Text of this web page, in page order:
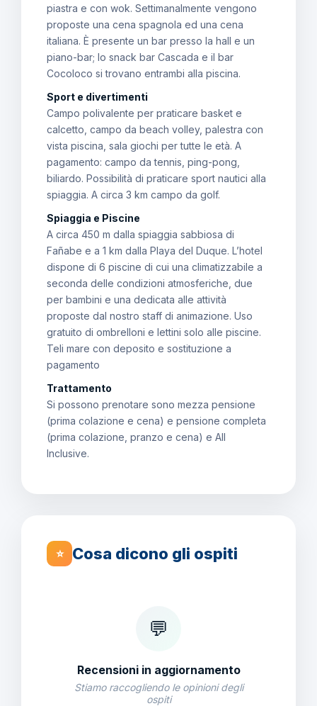
piastra e con wok. Settimanalmente vengono
proposte una cena spagnola ed una cena
italiana. È presente un bar presso la hall e un
piano-bar; lo snack bar Cascada e il bar
Cocoloco si trovano entrambi alla piscina.
Sport e divertimenti
Campo polivalente per praticare basket e
calcetto, campo da beach volley, palestra con
vista piscina, sala giochi per tutte le età. A
pagamento: campo da tennis, ping-pong,
biliardo. Possibilità di praticare sport nautici alla
spiaggia. A circa 3 km campo da golf.
Spiaggia e Piscine
A circa 450 m dalla spiaggia sabbiosa di
Fañabe e a 1 km dalla Playa del Duque. L’hotel
dispone di 6 piscine di cui una climatizzabile a
seconda delle condizioni atmosferiche, due
per bambini e una dedicata alle attività
proposte dal nostro staff di animazione. Uso
gratuito di ombrelloni e lettini solo alle piscine.
Teli mare con deposito e sostituzione a
pagamento
Trattamento
Si possono prenotare sono mezza pensione
(prima colazione e cena) e pensione completa
(prima colazione, pranzo e cena) e All
Inclusive.
⭐ Cosa dicono gli ospiti
💬
Recensioni in aggiornamento
Stiamo raccogliendo le opinioni degli
ospiti